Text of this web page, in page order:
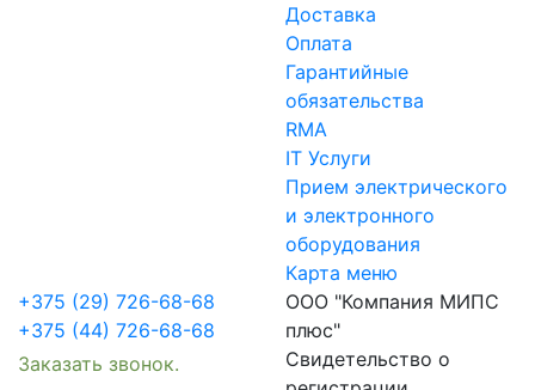
Доставка
Оплата
Гарантийные
обязательства
RMA
IT Услуги
Прием электрического
и электронного
оборудования
Карта меню
+375 (29) 726-68-68
+375 (44) 726-68-68
Заказать звонок.
ООО "Компания МИПС
плюс"
Свидетельство о